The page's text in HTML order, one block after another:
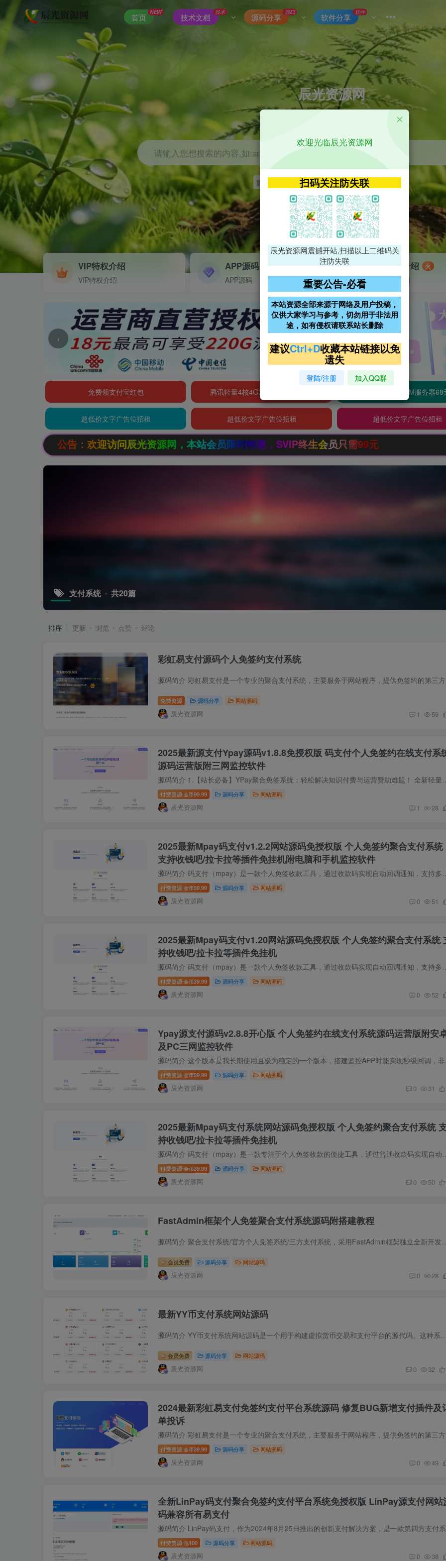
首页
NEW
技术文档
技术
源码分享
源码
软件分享
软件
辰光资源网
优质的网络资源分享平台
请输入您想搜索的内容,如:app源码
影视 神马 getapp 原神
VIP特权介绍
VIP特权介绍
APP源码
APP源码
VIP特权介绍 火
VIP特权介绍
‹
免费领支付宝红包 腾讯轻量4核4G3M服务器38元/年 阿里云2核2G200M服务器
超低价文字广告位招租 超低价文字广告位招租 超低价文字广告位招租
迎访问辰光资源网，本站会员限时特惠，SVIP终生会员只需99元
支付系统 共20篇
排序 更新 浏览 点赞 评论
彩虹易支付源码个人免签约支付系统
免费资源 源码分享 网站源码
辰光资源网 1 59
2025最新源支付Ypay源码v1.8.8免授权版 码支付个人免签约在线支付系
源码运营版附三网监控软件
源码简介 1.【站长必备】YPay聚合免签系统：轻松解决知识付费与
付费资源 金币99.99 源码分享 网站源码
辰光资源网 1 28
2025最新Mpay码支付v1.2.2网站源码免授权版 个人免签约聚合支付系统
支持收钱吧/拉卡拉等插件免挂机附电脑和手机监控软件
源码简介 码支付（mpay）是一款个人免签收款工具，通过收款码实
付费资源 金币39.99 源码分享 网站源码
辰光资源网 0 51
2025最新Mpay码支付v1.20网站源码免授权版 个人免签约聚合支付系统
持收钱吧/拉卡拉等插件免挂机
源码简介 码支付（mpay）是一款个人免签收款工具，通过收款码实
付费资源 金币39.99 源码分享 网站源码
辰光资源网 0 52
Ypay源支付源码v2.8.8开心版 个人免签约在线支付系统源码运营版附安
及PC三网监控软件
源码简介 这个版
付费资源 金币39.99 源码分享 网站源码
辰光资源网 0 31
2025最新Mpay码支付系统网站源码免授权版 个人免签约聚合支付系统
持收钱吧/拉卡拉等插件免挂机
源码简介 码支付（mpay）是一款专注于个人免签收款的便捷工具，
付费资源 金币39.99 源码分享 网站源码
辰光资源网 0 50
FastAdmin框架个人免签聚合支付系统源码附搭建教程
源码简介 聚合支付系统/官方个人免签系统/三方支付系统，采用FastAdmin框架独
会员免费 源码分享 网站源码
辰光资源网 0 28
最新YY币支付系统网站源码
源码简介 YY币支付系统网站源码是一个用于构建虚拟货币交易和支付平台的源代码。这种系统通常包括用户注册、登录、充值、提现、转账等功能，以及后台管理界面，用于监控和管理整个支付系统的运...
会员免费 源码分享 网站源码
辰光资源网 0 32
2024最新彩虹易支付免签约支付平台系统源码 修复BUG新增支付插件及
单投诉
付费资源 金币39.99 源码分享 网站源码
辰光资源网 0 49
全新LinPay码支付聚合免签约支付平台系统免授权版 LinPay源支付网站
码兼容所有易支付
付费资源 100 源码分享 网站源码
辰光资源网 0 38
欢迎光临辰光资源网
扫码关注防失联
辰光资源网震撼开站,扫描以上二维码关
注防失联
重要公告-必看
本站资源全部来源于网络及用户投稿，
仅供大家学习与参考，切勿用于非法用
途，如有侵权请联系站长删除
建议Ctrl+D收藏本站链接以免
遗失
登陆/注册 加入QQ群